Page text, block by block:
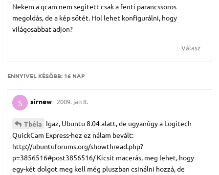
Nekem a qcam nem segített csak a fenti parancssoros
megoldás, de a kép sötét. Hol lehet konfigurálni, hogy
világosabbat adjon?
Válasz
ENNYIVEL KÉSŐBB: 16 NAP
S sirnew 2009. jan 8.
Tbéla Igaz, Ubuntu 8.04 alatt, de ugyanúgy a Logitech
QuickCam Express-hez ez nálam bevált:
http://ubuntuforums.org/showthread.php?
p=3856516#post3856516/ Kicsit macerás, meg lehet, hogy
egy-két dolgot meg kell még pluszban csinálni hozzá, de